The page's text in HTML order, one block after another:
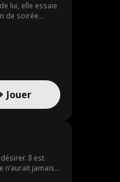
lui, elle essaie
de soirée
Jouer
Il est
n’aurait jamais